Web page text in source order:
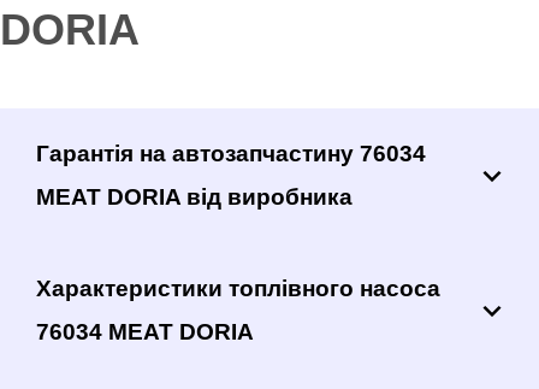
DORIA
Гарантія на автозапчастину 76034
MEAT DORIA від виробника
Характеристики топлівного насоса
76034 MEAT DORIA